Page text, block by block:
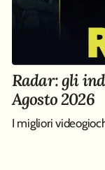
Radar: gli
Agosto 2026